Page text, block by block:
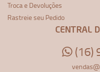
Troca e Devoluções
Rastreie seu Pedido
CENTRAL
(16)